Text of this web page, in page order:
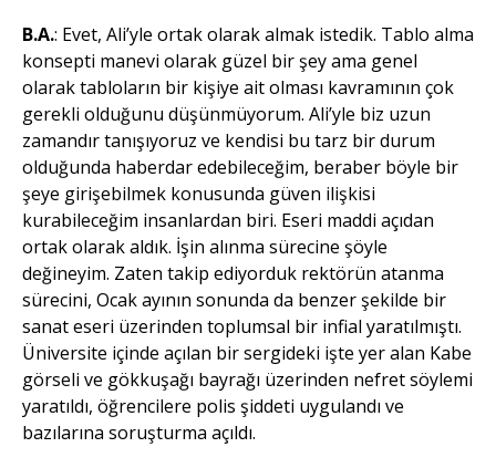
B.A.: Evet, Ali’yle ortak olarak almak istedik. Tablo alma
konsepti manevi olarak güzel bir şey ama genel
olarak tabloların bir kişiye ait olması kavramının çok
gerekli olduğunu düşünmüyorum. Ali’yle biz uzun
zamandır tanışıyoruz ve kendisi bu tarz bir durum
olduğunda haberdar edebileceğim, beraber böyle bir
şeye girişebilmek konusunda güven ilişkisi
kurabileceğim insanlardan biri. Eseri maddi açıdan
ortak olarak aldık. İşin alınma sürecine şöyle
değineyim. Zaten takip ediyorduk rektörün atanma
sürecini, Ocak ayının sonunda da benzer şekilde bir
sanat eseri üzerinden toplumsal bir infial yaratılmıştı.
Üniversite içinde açılan bir sergideki işte yer alan Kabe
görseli ve gökkuşağı bayrağı üzerinden nefret söylemi
yaratıldı, öğrencilere polis şiddeti uygulandı ve
bazılarına soruşturma açıldı.